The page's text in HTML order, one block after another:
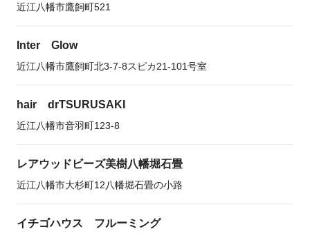
近江八幡市鷹飼町521
Inter Glow
近江八幡市鷹飼町北3-7-8スピカ21-101号室
hair drTSURUSAKI
近江八幡市音羽町123-8
レアウッドビーズ美樹八幡堀石畳
近江八幡市大杉町12八幡堀石畳の小路
イチゴハウス フルーミング